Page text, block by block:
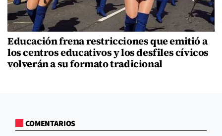
Educación frena restricciones que emitió a
los centros educativos y los desfiles cívicos
volverán a su formato tradicional
COMENTARIOS